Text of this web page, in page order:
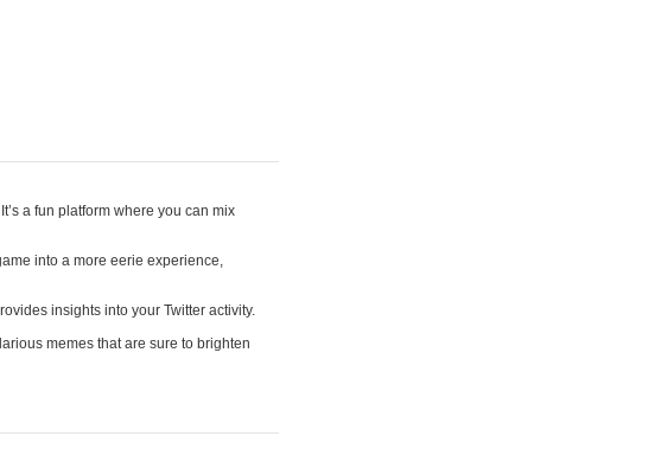
It’s a fun platform where you can mix
into a more eerie experience,
insights into your Twitter activity.
memes that are sure to brighten